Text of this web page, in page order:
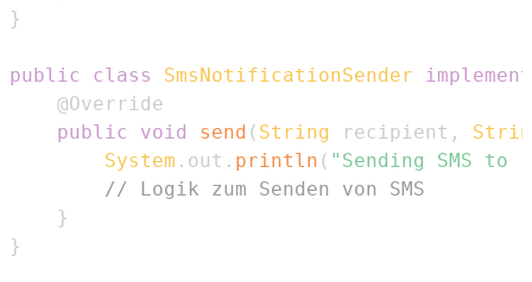
}
public class SmsNotificationSender
@Override
public
void send ( String recipient ,
System . out . println ( "Sending SMS to "
// Logik zum Senden von SMS
}
}